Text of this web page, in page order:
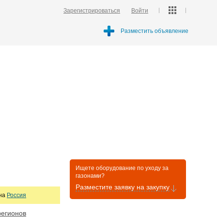
Зарегистрироваться Войти
Разместить объявление
Россия
Ищете оборудование по уходу за
газонами?
Разместите заявку на закупку